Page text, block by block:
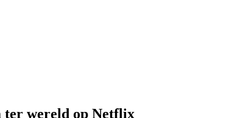
ter wereld op Netflix